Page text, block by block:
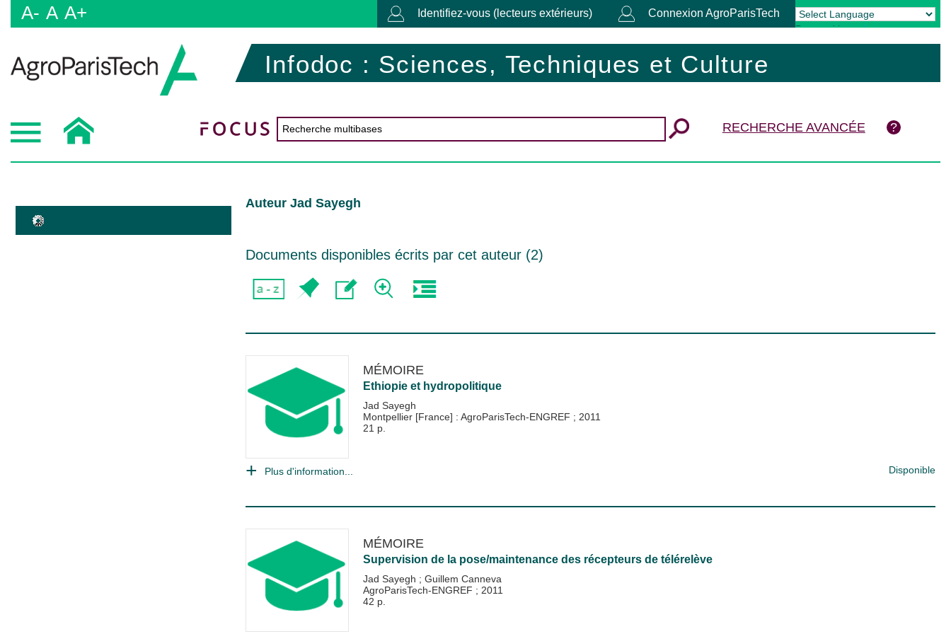
A- A A+ Identifiez-vous (lecteurs extérieurs) Connexion AgroParisTech
Powered by Translate
Infodoc : Sciences, Techniques et Culture
RECHERCHE AVANCÉE
Auteur Jad Sayegh
Documents disponibles écrits par cet auteur (2)
MÉMOIRE
Ethiopie et hydropolitique
Jad Sayegh
Montpellier [France] : AgroParisTech-ENGREF ; 2011
21 p.
Plus d'information... Disponible
MÉMOIRE
Supervision de la pose/maintenance des récepteurs de télérelève
Jad Sayegh ; Guillem Canneva
AgroParisTech-ENGREF ; 2011
42 p.